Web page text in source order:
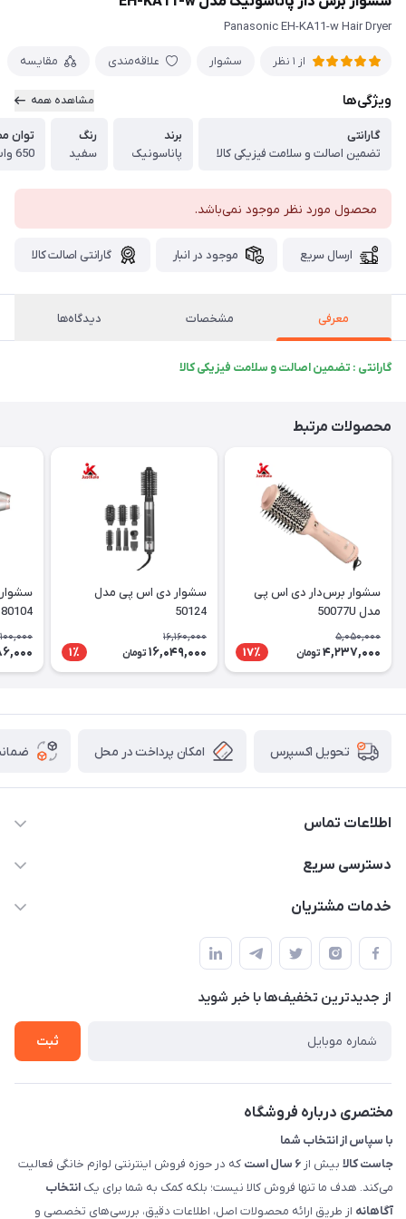
Panasonic EH-KA11-w Hair Dryer
از 1 نظر سشوار علاقه‌مندی مقایسه
ویژگی‌ها مشاهده همه
گارانتی
تضمین اصالت و سلامت فیزیکی کالا
برند
پاناسونیک
رنگ
سفید
توان
650 وات
محصول مورد نظر موجود نمی‌باشد.
ارسال سریع موجود در انبار گارانتی اصالت کالا
معرفی مشخصات دیدگاه‌ها
گارانتی : تضمین اصالت و سلامت فیزیکی کالا
محصولات مرتبط
سشوار برس‌دار دی اس پی
مدل 50077U
5,050,000
4,237,000 تومان 17٪
سشوار دی اس پی مدل
50124
16,160,000
16,049,000 تومان 1٪
تحویل اکسپرس امکان پرداخت در محل
اطلاعات تماس
09398557137
سمت چپ (فروشگاه صوتی عباسی) - "تحویل حضوری فقط با
هماهنگی"
دسترسی سریع
لیست محصولات
حساب کاربری
تماس با ما
خدمات مشتریان
راهنما
پرسش های شما
شرایط و ضوابط گارانتی
روش های بازگرداندن کالا
از جدید‌ترین تخفیف‌ها با‌ خبر شوید
ثبت
مختصری درباره فروشگاه
با سپاس از انتخاب شما
جاست کالا بیش از ۶ سال است
که در حوزه فروش اینترنتی لوازم خانگی فعالیت
می‌کند. هدف ما تنها فروش کالا نیست؛ بلکه کمک به شما برای یک انتخاب
آگاهانه از طریق ارائه محصولات اصل، اطلاعات دقیق، بررسی‌های تخصصی و